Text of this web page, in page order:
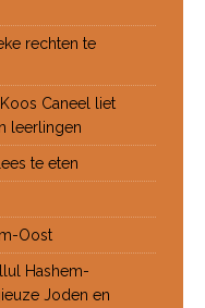
rechten te
Caneel liet
leerlingen
te eten
Oost
Hashem-
Joden en